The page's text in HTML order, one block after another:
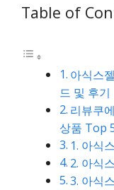
Table of
아식스
드 및 후기
리뷰쿠
상품 Top
1. 아식
2. 아식
3. 아식